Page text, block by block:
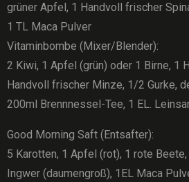
grüner Apfel, 1 Handvoll frischer
1 TL Maca Pulver
Vitaminbombe (Mixer/Blender):
2 Kiwi, 1 Apfel (grün) oder 1 Birne, 1
Handvoll frischer Minze, 1/2 Gurke,
200ml Brennnessel-Tee, 1 EL.
Good Morning Saft (Entsafter):
5 Karotten, 1 Apfel (rot), 1 rote
Ingwer (daumengroß), 1EL Maca